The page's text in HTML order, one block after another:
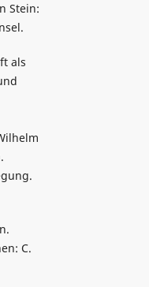
Stein:
als
C.